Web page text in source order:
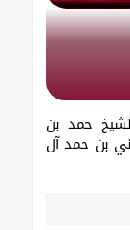
حمد بن
بن حمد آل